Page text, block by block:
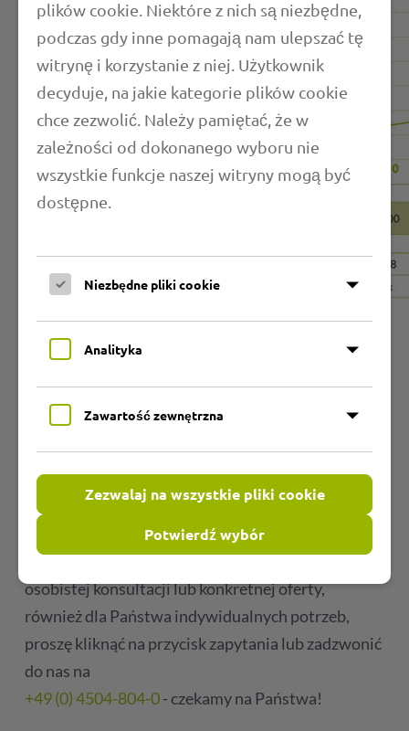
Twoja bezpośrednia linia do nas!
Na naszej stronie internetowej znajdą Państwo
dużą część naszego asortymentu w przejrzysty
sposób posortowanego. W celu uzyskania
osobistej konsultacji lub konkretnej oferty,
również dla Państwa indywidualnych potrzeb,
proszę kliknąć na przycisk zapytania lub zadzwonić
do nas na
+49 (0) 4504-804-0- czekamy na Państwa!
plików cookie. Niektóre z nich są niezbędne,
podczas gdy inne pomagają nam ulepszać tę
witrynę i korzystanie z niej. Użytkownik
decyduje, na jakie kategorie plików cookie
chce zezwolić. Należy pamiętać, że w
zależności od dokonanego wyboru nie
wszystkie funkcje naszej witryny mogą być
dostępne.
Niezbędne pliki cookie
Analityka
Zawartość zewnętrzna
Zezwalaj na wszystkie pliki cookie
Potwierdź wybór